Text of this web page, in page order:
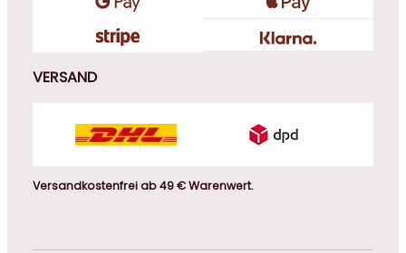
VERSAND
Versandkostenfrei ab 49 € Warenwert.